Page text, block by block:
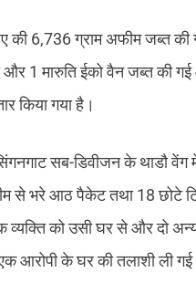
की 6,736 ग्राम अफीम जब्त की
और 1 मारुति ईको वैन जब्त की
किया गया है।
सब-डिवीजन के थाडौ वेंग
से भरे आठ पैकेट तथा 18 छोटे
व्यक्ति को उसी घर से और दो
एक आरोपी के घर की तलाशी ली